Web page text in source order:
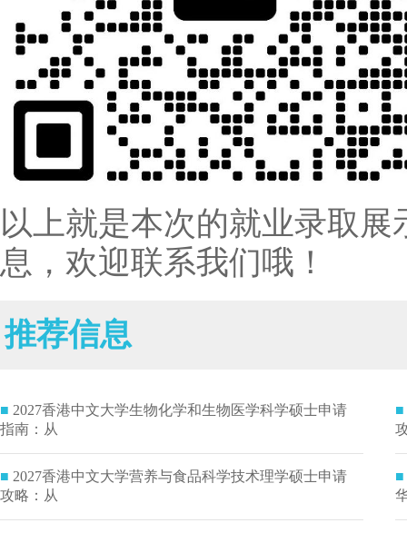
以上就是本次的就业录取
息，欢迎联系我们哦！
推荐信息
■ 2027香港中文大学生物化学和生物医学科学硕士申请
指南：从
■ 2027香港中文大学营养与食品科学技术理学硕士申请
攻略：从
■
■